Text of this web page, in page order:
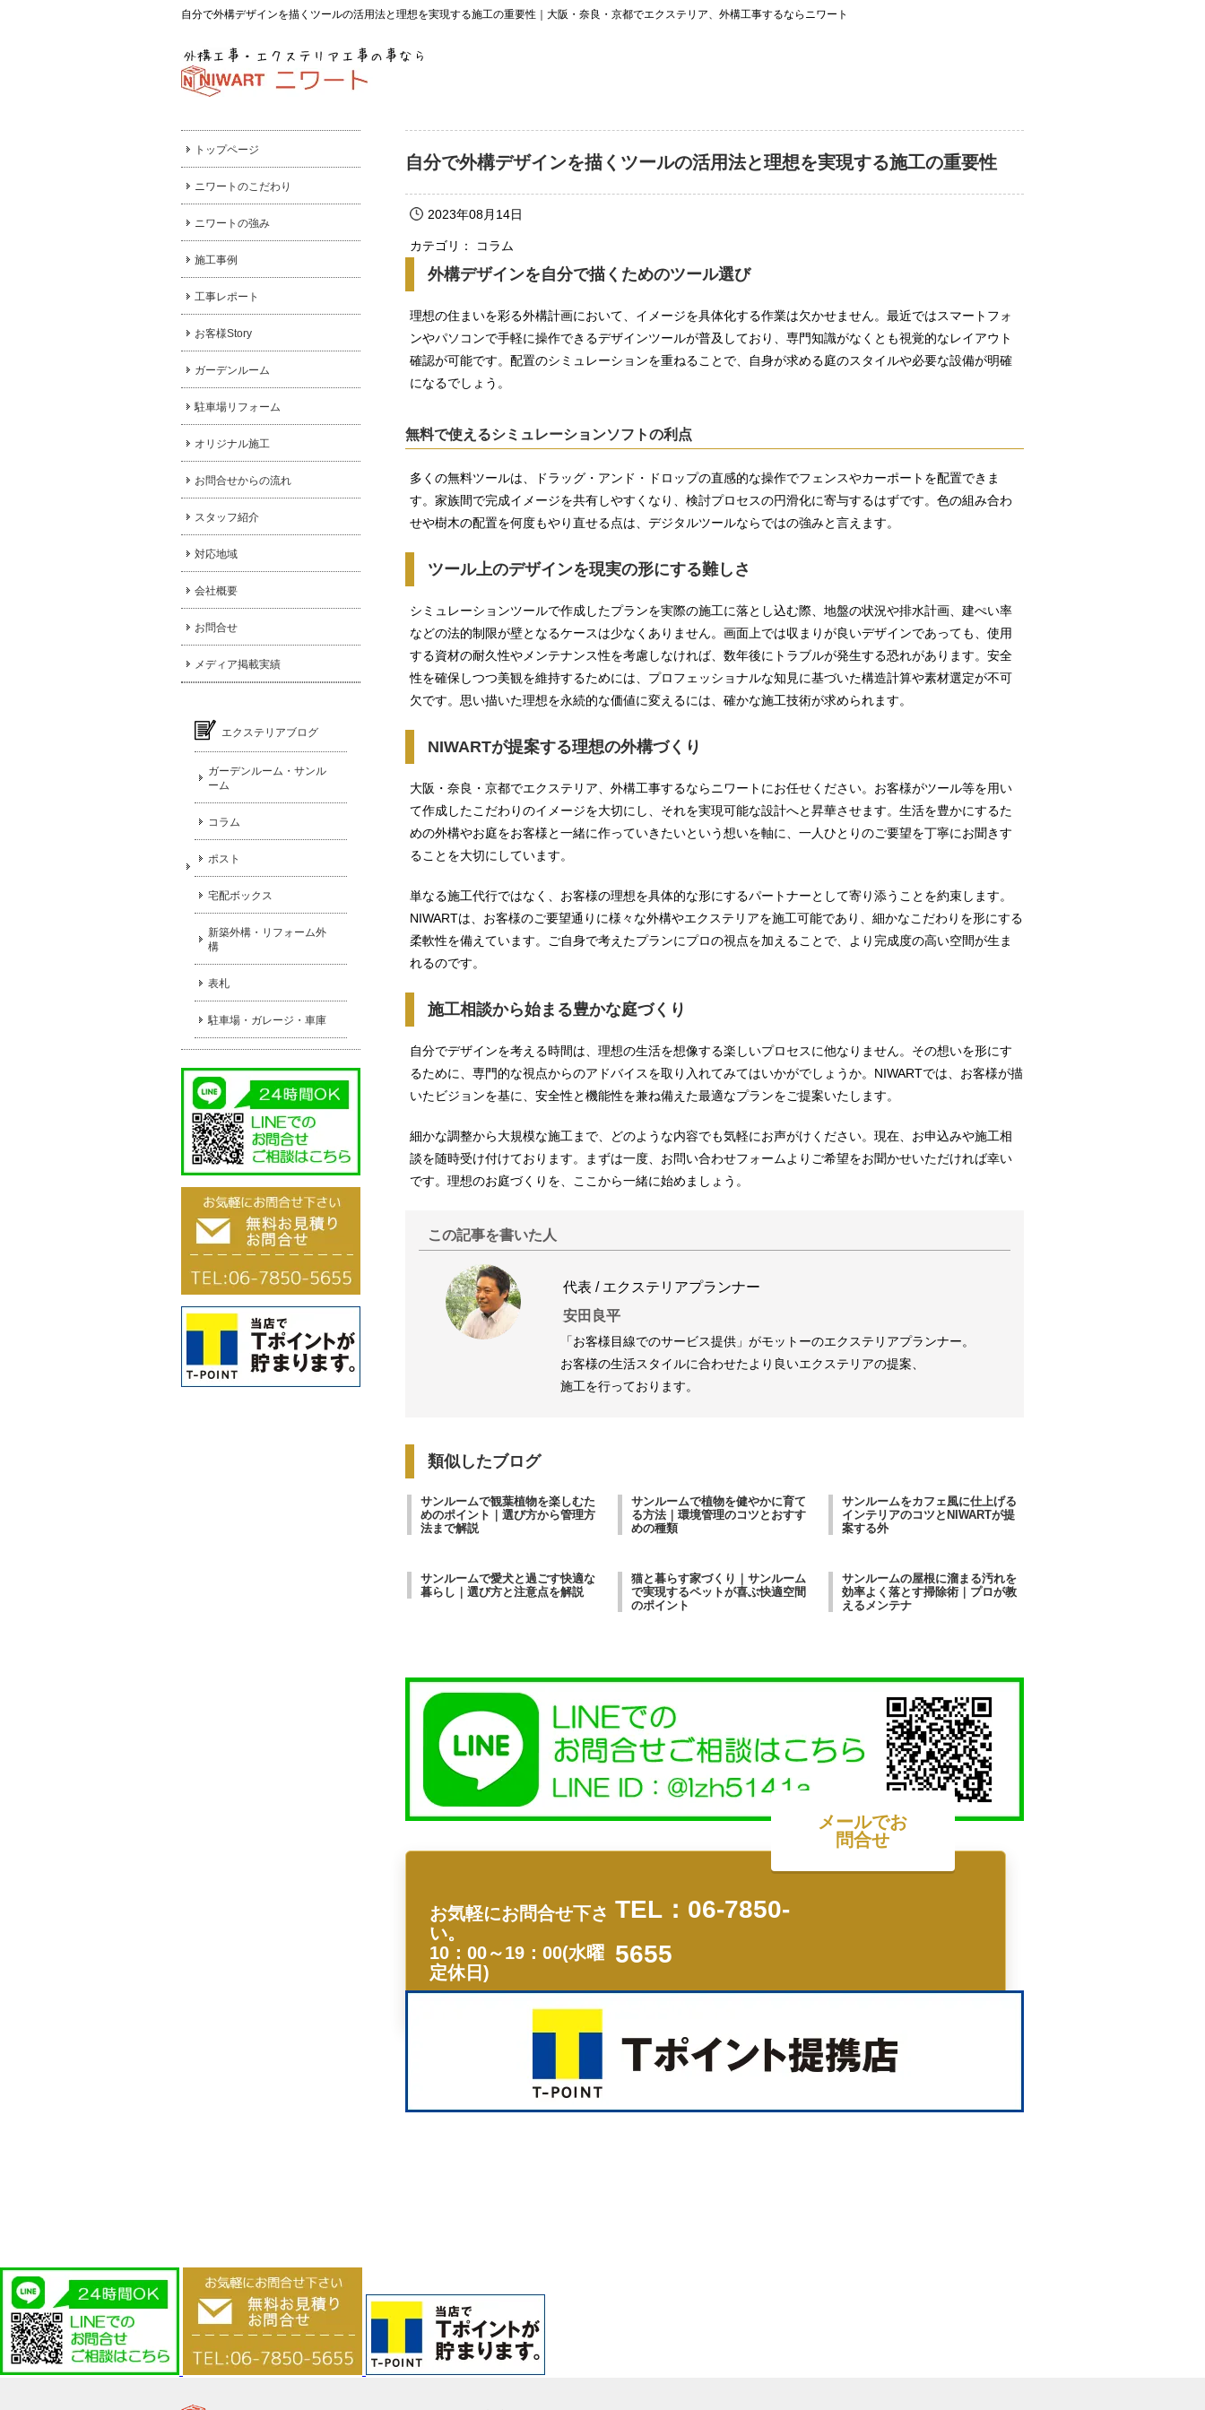
自分で外構デザインを描くツールの活用法と理想を実現する施工の重要性｜大阪・奈良・京都でエクステリア、外構工事するならニワート
トップページ
ニワートのこだわり
ニワートの強み
施工事例
工事レポート
お客様Story
ガーデンルーム
駐車場リフォーム
オリジナル施工
お問合せからの流れ
スタッフ紹介
対応地域
会社概要
お問合せ
メディア掲載実績
エクステリアブログ
ガーデンルーム・サンル
ーム
コラム
ポスト
宅配ボックス
新築外構・リフォーム外
構
表札
駐車場・ガレージ・車庫
自分で外構デザインを描くツールの活用法と理想を実現する施工の重要性
2023年08月14日
カテゴリ： コラム
外構デザインを自分で描くためのツール選び
理想の住まいを彩る外構計画において、イメージを具体化する作業は欠かせません。最近ではスマートフォ
ンやパソコンで手軽に操作できるデザインツールが普及しており、専門知識がなくとも視覚的なレイアウト
確認が可能です。配置のシミュレーションを重ねることで、自身が求める庭のスタイルや必要な設備が明確
になるでしょう。
無料で使えるシミュレーションソフトの利点
多くの無料ツールは、ドラッグ・アンド・ドロップの直感的な操作でフェンスやカーポートを配置できま
す。家族間で完成イメージを共有しやすくなり、検討プロセスの円滑化に寄与するはずです。色の組み合わ
せや樹木の配置を何度もやり直せる点は、デジタルツールならではの強みと言えます。
ツール上のデザインを現実の形にする難しさ
シミュレーションツールで作成したプランを実際の施工に落とし込む際、地盤の状況や排水計画、建ぺい率
などの法的制限が壁となるケースは少なくありません。画面上では収まりが良いデザインであっても、使用
する資材の耐久性やメンテナンス性を考慮しなければ、数年後にトラブルが発生する恐れがあります。安全
性を確保しつつ美観を維持するためには、プロフェッショナルな知見に基づいた構造計算や素材選定が不可
欠です。思い描いた理想を永続的な価値に変えるには、確かな施工技術が求められます。
NIWARTが提案する理想の外構づくり
大阪・奈良・京都でエクステリア、外構工事するならニワートにお任せください。お客様がツール等を用い
て作成したこだわりのイメージを大切にし、それを実現可能な設計へと昇華させます。生活を豊かにするた
めの外構やお庭をお客様と一緒に作っていきたいという想いを軸に、一人ひとりのご要望を丁寧にお聞きす
ることを大切にしています。
単なる施工代行ではなく、お客様の理想を具体的な形にするパートナーとして寄り添うことを約束します。
NIWARTは、お客様のご要望通りに様々な外構やエクステリアを施工可能であり、細かなこだわりを形にする
柔軟性を備えています。ご自身で考えたプランにプロの視点を加えることで、より完成度の高い空間が生ま
れるのです。
施工相談から始まる豊かな庭づくり
自分でデザインを考える時間は、理想の生活を想像する楽しいプロセスに他なりません。その想いを形にす
るために、専門的な視点からのアドバイスを取り入れてみてはいかがでしょうか。NIWARTでは、お客様が描
いたビジョンを基に、安全性と機能性を兼ね備えた最適なプランをご提案いたします。
細かな調整から大規模な施工まで、どのような内容でも気軽にお声がけください。現在、お申込みや施工相
談を随時受け付けております。まずは一度、お問い合わせフォームよりご希望をお聞かせいただければ幸い
です。理想のお庭づくりを、ここから一緒に始めましょう。
この記事を書いた人
代表 / エクステリアプランナー
安田良平
「お客様目線でのサービス提供」がモットーのエクステリアプランナー。
お客様の生活スタイルに合わせたより良いエクステリアの提案、
施工を行っております。
類似したブログ
サンルームで観葉植物を楽しむた
めのポイント｜選び方から管理方
法まで解説
サンルームで植物を健やかに育て
る方法｜環境管理のコツとおすす
めの種類
サンルームをカフェ風に仕上げる
インテリアのコツとNIWARTが提
案する外
サンルームで愛犬と過ごす快適な
暮らし｜選び方と注意点を解説
猫と暮らす家づくり｜サンルーム
で実現するペットが喜ぶ快適空間
のポイント
サンルームの屋根に溜まる汚れを
効率よく落とす掃除術｜プロが教
えるメンテナ
お気軽にお問合せ下さ
い。
10：00～19：00(水曜
定休日)
TEL：06-7850-
5655
メールでお
問合せ